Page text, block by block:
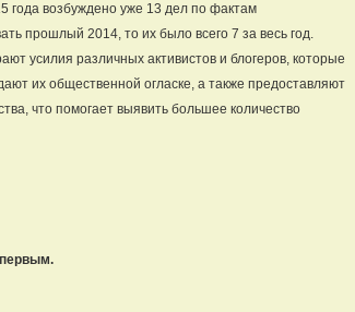
года возбуждено уже 13 дел по фактам
прошлый 2014, то их было всего 7 за весь год.
усилия различных активистов и блогеров, которые
их общественной огласке, а также предоставляют
что помогает выявить большее количество